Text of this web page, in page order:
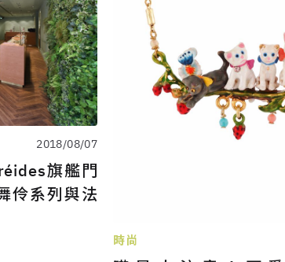
2018/08/07
旗艦門
伶系列與法
時尚